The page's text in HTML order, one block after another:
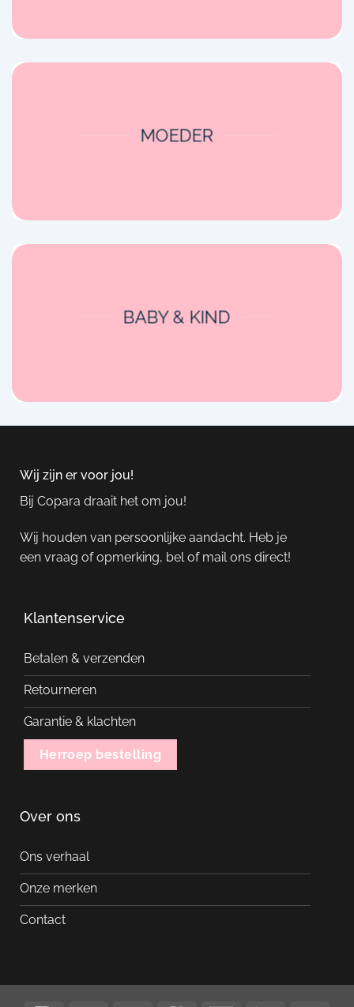
MOEDER
BABY & KIND
Wij zijn er voor jou!
Bij Copara draait het om jou!
Wij houden van persoonlijke aandacht. Heb je
een vraag of opmerking, bel of mail ons direct!
Klantenservice
Betalen & verzenden
Retourneren
Garantie & klachten
Herroep bestelling
Over ons
Ons verhaal
Onze merken
Contact